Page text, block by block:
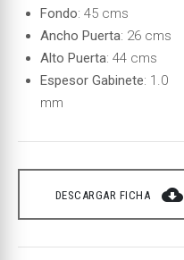
Fondo: 45 cms
Ancho Puerta: 26 cms
Alto Puerta: 44 cms
Espesor Gabinete: 1.0
mm
DESCARGAR FICHA cloud_download